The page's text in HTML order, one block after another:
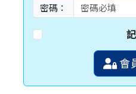
密碼：
會